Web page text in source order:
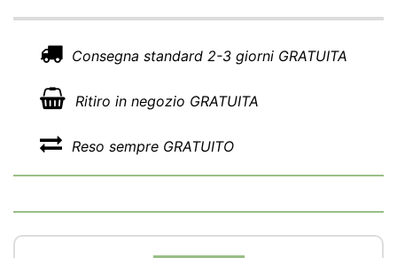
Consegna standard 2-3 giorni GRATUITA
Ritiro in negozio GRATUITA
Reso sempre GRATUITO